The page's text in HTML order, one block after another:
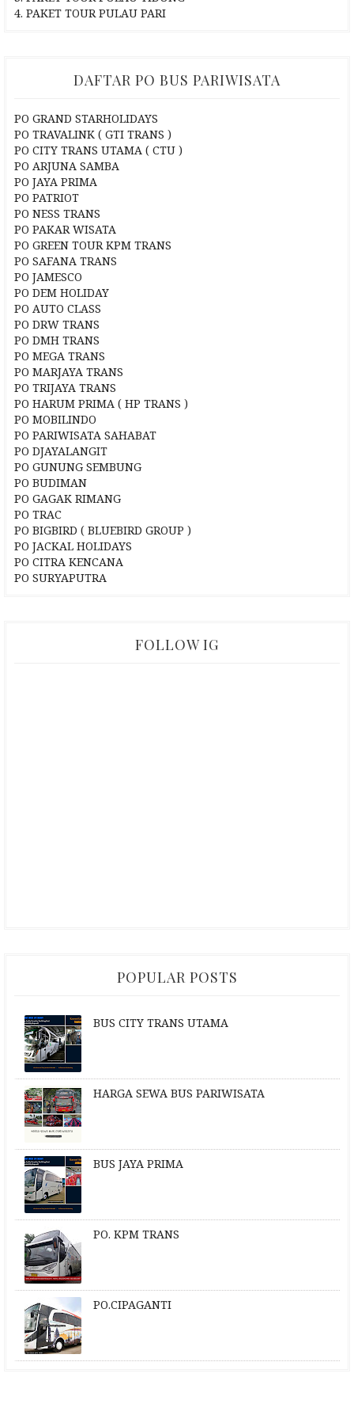
4. PAKET TOUR PULAU PARI
DAFTAR PO BUS PARIWISATA
PO GRAND STARHOLIDAYS
PO TRAVALINK ( GTI TRANS )
PO CITY TRANS UTAMA ( CTU )
PO ARJUNA SAMBA
PO JAYA PRIMA
PO PATRIOT
PO NESS TRANS
PO PAKAR WISATA
PO GREEN TOUR KPM TRANS
PO SAFANA TRANS
PO JAMESCO
PO DEM HOLIDAY
PO AUTO CLASS
PO DRW TRANS
PO DMH TRANS
PO MEGA TRANS
PO MARJAYA TRANS
PO TRIJAYA TRANS
PO HARUM PRIMA ( HP TRANS )
PO MOBILINDO
PO PARIWISATA SAHABAT
PO DJAYALANGIT
PO GUNUNG SEMBUNG
PO BUDIMAN
PO GAGAK RIMANG
PO TRAC
PO BIGBIRD ( BLUEBIRD GROUP )
PO JACKAL HOLIDAYS
PO CITRA KENCANA
PO SURYAPUTRA
FOLLOW IG
POPULAR POSTS
BUS CITY TRANS UTAMA
HARGA SEWA BUS PARIWISATA
BUS JAYA PRIMA
PO. KPM TRANS
PO.CIPAGANTI